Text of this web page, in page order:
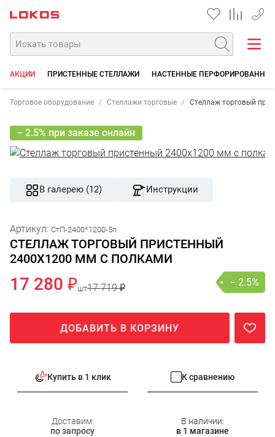
+7
АКЦИИ ПРИСТЕННЫЕ СТЕЛЛАЖИ НАСТЕННЫЕ
Торговое оборудование Стеллажи торговые Стеллаж торговый
− 2.5% при заказе онлайн
В галерею (12) Инструкции
Артикул: СтП-2400*1200-5п
СТЕЛЛАЖ ТОРГОВЫЙ ПРИСТЕННЫЙ
2400Х1200 ММ С ПОЛКАМИ
17 280 ₽шт17 719 ₽ − 2.5%
ДОБАВИТЬ В КОРЗИНУ
Купить в 1 клик К сравнению
Доставим:
по запросу
В наличии:
в 1 магазине